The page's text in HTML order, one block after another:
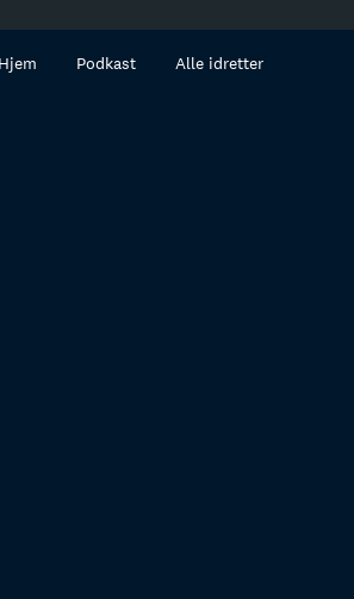
innhold
Hjem Podkast Alle idretter